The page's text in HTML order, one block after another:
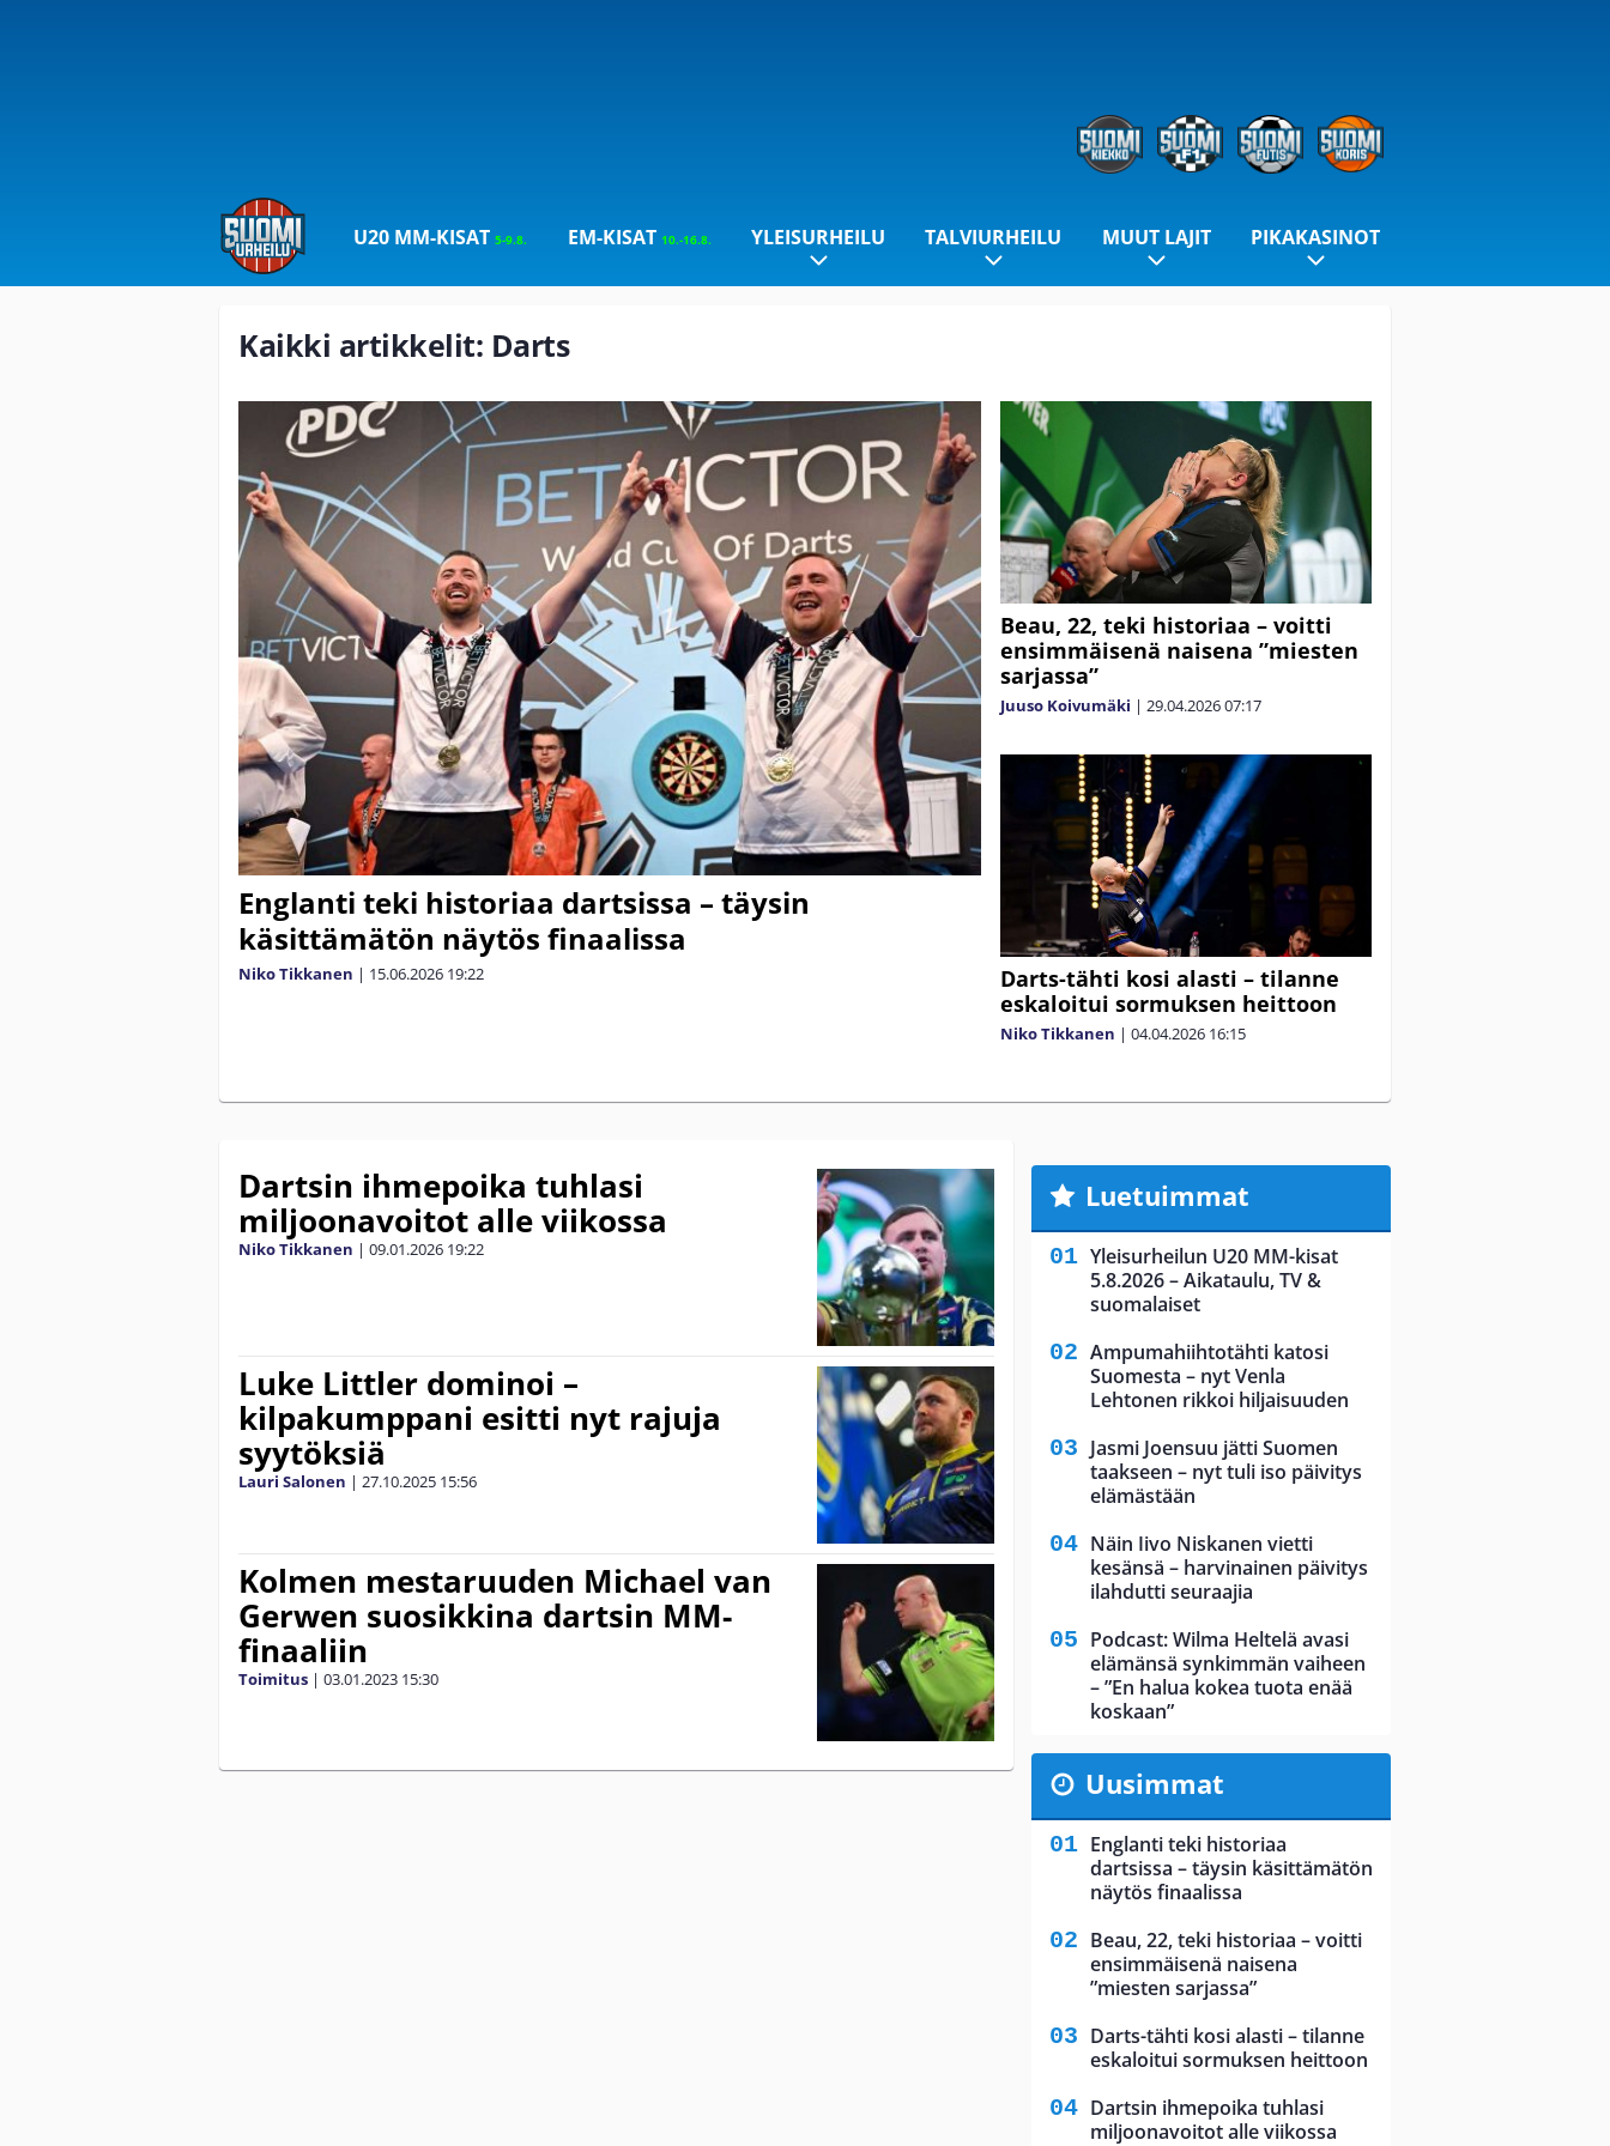
U20 MM-KISAT5-9.8. EM-KISAT 10.-16.8. YLEISURHEILU TALVIURHEILU MUUT LAJIT PIKAKASINOT
Kaikki artikkelit: Darts
Englanti teki historiaa dartsissa – täysin
käsittämätön näytös finaalissa
Niko Tikkanen | 15.06.2026 19:22
Beau, 22, teki historiaa – voitti
ensimmäisenä naisena ”miesten
sarjassa”
Juuso Koivumäki | 29.04.202607:17
Darts-tähti kosi alasti – tilanne
eskaloitui sormuksen heittoon
Niko Tikkanen | 04.04.2026 16:15
Dartsin ihmepoika tuhlasi
miljoonavoitot alle viikossa
Niko Tikkanen | 09.01.2026 19:22
Luke Littler dominoi –
kilpakumppani esitti nyt rajuja
syytöksiä
Lauri Salonen | 27.10.2025 15:56
Kolmen mestaruuden Michael van
Gerwen suosikkina dartsin MM-
finaaliin
Toimitus | 03.01.2023 15:30
Luetuimmat
Yleisurheilun U20 MM-kisat
5.8.2026 – Aikataulu, TV &
suomalaiset
Ampumahiihtotähti katosi
Suomesta – nyt Venla
Lehtonen rikkoi hiljaisuuden
Jasmi Joensuu jätti Suomen
taakseen – nyt tuli iso päivitys
elämästään
Näin Iivo Niskanen vietti
kesänsä – harvinainen päivitys
ilahdutti seuraajia
Podcast: Wilma Heltelä avasi
elämänsä synkimmän vaiheen
– ”En halua kokea tuota enää
koskaan”
Uusimmat
Englanti teki historiaa
dartsissa – täysin käsittämätön
näytös finaalissa
Beau, 22, teki historiaa – voitti
ensimmäisenä naisena
”miesten sarjassa”
Darts-tähti kosi alasti – tilanne
eskaloitui sormuksen heittoon
Dartsin ihmepoika tuhlasi
miljoonavoitot alle viikossa